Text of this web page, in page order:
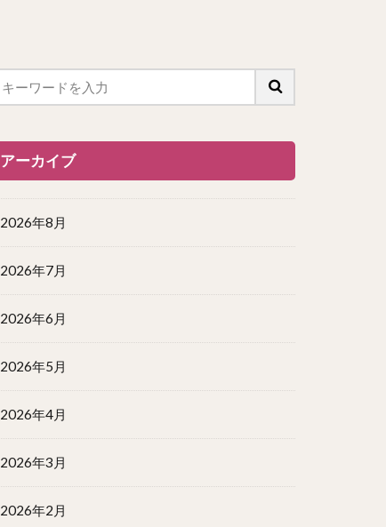
アーカイブ
2026年8月
2026年7月
2026年6月
2026年5月
2026年4月
2026年3月
2026年2月